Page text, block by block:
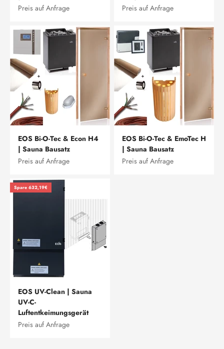
Preis auf Anfrage
Preis auf Anfrage
EOS Bi-O-Tec & Econ H4
| Sauna Bausatz
Preis auf Anfrage
EOS Bi-O-Tec & EmoTec H
| Sauna Bausatz
Preis auf Anfrage
Spare 632,19€
EOS UV-Clean | Sauna
UV-C-
Luftentkeimungsgerät
Preis auf Anfrage